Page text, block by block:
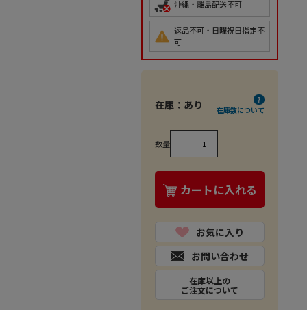
沖縄・離島配送不可
返品不可・日曜祝日指定不
可
在庫： あり 在庫数について
数量
カートに入れる
お気に入り
お問い合わせ
在庫以上の
ご注文について